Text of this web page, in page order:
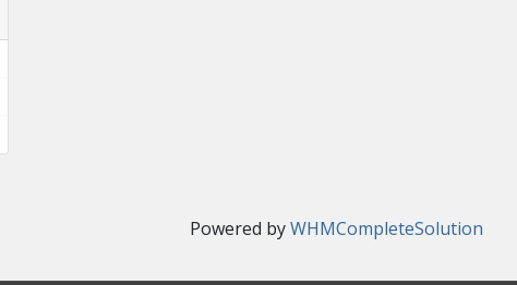
Powered byWHMCompleteSolution